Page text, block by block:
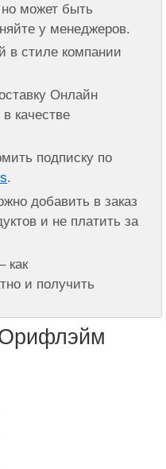
может быть
у менеджеров.
в стиле компании
Онлайн
качестве
подписку по
.
добавить в заказ
и не платить за
как
и получить